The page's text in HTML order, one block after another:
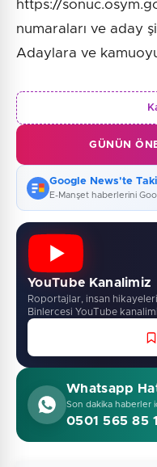
https://
numaraları ve aday
Adaylara ve
GÜNÜN
Google News'te
E-Manşet haberlerini
YouTube Kanalimiz
Roportajlar, insan
Binlercesi YouTube
Whatsapp
Son dakika haberler
0501 565 85